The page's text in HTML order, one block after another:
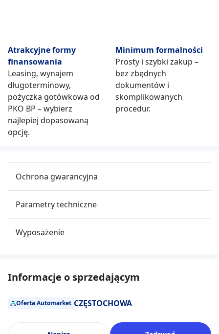
Atrakcyjne formy
finansowania
Leasing, wynajem
długoterminowy,
pożyczka gotówkowa od
PKO BP – wybierz
najlepiej dopasowaną
opcję.
Minimum formalności
Prosty i szybki zakup –
bez zbędnych
dokumentów i
skomplikowanych
procedur.
Ochrona gwarancyjna
Parametry techniczne
Wyposażenie
Informacje o sprzedającym
Oferta Automarket CZĘSTOCHOWA